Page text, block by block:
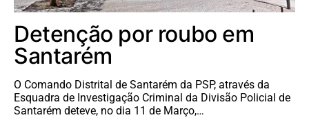
Detenção por roubo em
Santarém
O Comando Distrital de Santarém da PSP, através da
Esquadra de Investigação Criminal da Divisão Policial de
Santarém deteve, no dia 11 de Março,…